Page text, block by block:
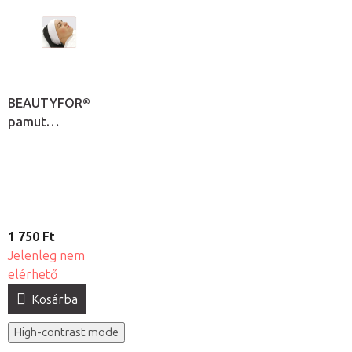
BEAUTYFOR®
pamut
1 750 Ft
Jelenleg nem
elérhető
Kosárba
High-contrast mode